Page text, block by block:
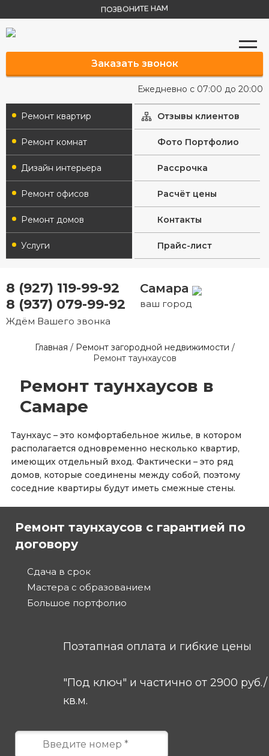
ПОЗВОНИТЕ НАМ
Заказать звонок
Ежедневно с 07:00 до 20:00
Ремонт квартир
Ремонт комнат
Дизайн интерьера
Ремонт офисов
Ремонт домов
Услуги
Отзывы клиентов
Фото Портфолио
Рассрочка
Расчёт цены
Контакты
Прайс-лист
8 (927) 119-99-92
8 (937) 079-99-92
Ждём Вашего звонка
Самара
ваш город
Главная / Ремонт загородной недвижимости /
Ремонт таунхаусов
Ремонт таунхаусов в
Самаре
Таунхаус – это комфортабельное жилье, в котором
располагается одновременно несколько квартир,
имеющих отдельный вход. Фактически – это ряд
домов, которые соединены между собой, поэтому
соседние квартиры будут иметь смежные стены.
Ремонт таунхаусов с гарантией по
договору
Сдача в срок
Мастера с образованием
Большое портфолио
Поэтапная оплата и гибкие цены
"Под ключ" и частично от 2900 руб./
кв.м.